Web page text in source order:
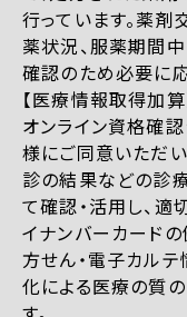
行っています。薬
薬状況、服薬期間
確認のため必要に
【医療情報取得加算
オンライン資格確
様にご同意いただ
診の結果などの診
て確認・活用し、適
イナンバーカード
方せん・電子カル
化による医療の質